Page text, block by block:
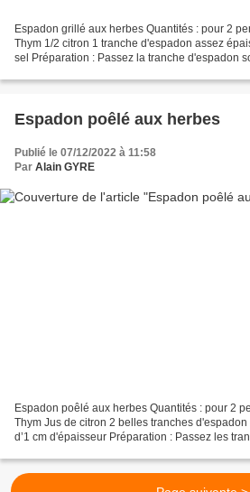
Espadon grillé aux herbes Quantités : pour 2
Thym 1/2 citron 1 tranche d'espadon assez
sel Préparation : Passez la tranche d'espadon
Espadon poêlé aux herbes
Publié le 07/12/2022 à 11:58
Par Alain GYRE
Espadon poêlé aux herbes Quantités : pour 2
Thym Jus de citron 2 belles tranches
d’1 cm d'épaisseur Préparation : Passez les